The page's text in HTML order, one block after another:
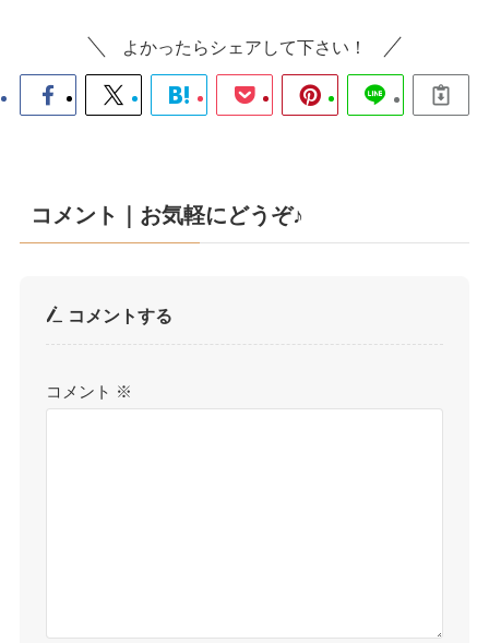
よかったらシェアして下さい！
コメント｜お気軽にどうぞ♪
コメントする
コメント ※